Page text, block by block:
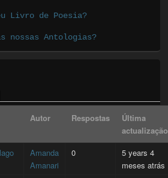
Livro de Poesia?
nossas Antologias?
Autor Respostas
Última
actualização
Amanda
Amanari
0
5 years 4
meses atrás